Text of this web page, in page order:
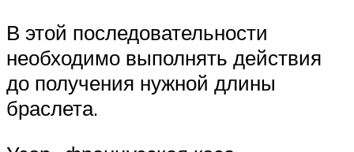
В этой последовательности
необходимо выполнять действия
до получения нужной длины
браслета.